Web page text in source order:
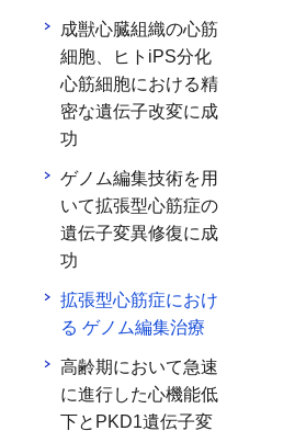
成獣心臓組織の心筋
細胞、ヒトiPS分化
心筋細胞における精
密な遺伝子改変に成
功
ゲノム編集技術を用
いて拡張型心筋症の
遺伝子変異修復に成
功
拡張型心筋症におけ
る ゲノム編集治療
高齢期において急速
に進行した心機能低
下とPKD1遺伝子変